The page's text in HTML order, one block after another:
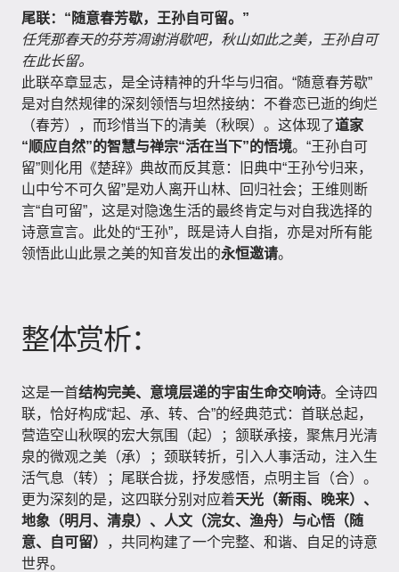
尾联：“随意春芳歇，王孙自可留。”
任凭那春天的芬芳凋谢消歇吧，秋山如此之美，王孙自可
在此长留。
此联卒章显志，是全诗精神的升华与归宿。“随意春芳歇”
是对自然规律的深刻领悟与坦然接纳：不眷恋已逝的绚烂
（春芳），而珍惜当下的清美（秋暝）。这体现了道家
“顺应自然”的智慧与禅宗“活在当下”的悟境。“王孙自可
留”则化用《楚辞》典故而反其意：旧典中“王孙兮归来，
山中兮不可久留”是劝人离开山林、回归社会；王维则断
言“自可留”，这是对隐逸生活的最终肯定与对自我选择的
诗意宣言。此处的“王孙”，既是诗人自指，亦是对所有能
领悟此山此景之美的知音发出的永恒邀请。
整体赏析：
这是一首结构完美、意境层递的宇宙生命交响诗。全诗四
联，恰好构成“起、承、转、合”的经典范式：首联总起，
营造空山秋暝的宏大氛围（起）；颔联承接，聚焦月光清
泉的微观之美（承）；颈联转折，引入人事活动，注入生
活气息（转）；尾联合拢，抒发感悟，点明主旨（合）。
更为深刻的是，这四联分别对应着天光（新雨、晚来）、
地象（明月、清泉）、人文（浣女、渔舟）与心悟（随
意、自可留）
，共同构建了一个完整、和谐、自足的诗意
世界。